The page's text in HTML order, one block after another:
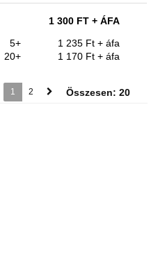
1 300 FT + ÁFA
5+
1 235 Ft + áfa
20+
1 170 Ft + áfa
1 2 Összesen: 20